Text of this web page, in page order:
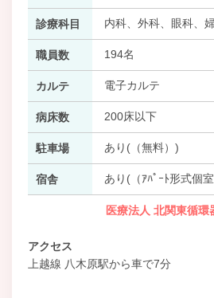
診療科目 内科、外科、眼科、
職員数 194名
カルテ 電子カルテ
病床数 200床以下
駐車場 あり(（無料）)
宿舎 あり(（ｱﾊﾟｰﾄ形式個
医療法人 北関東循環
アクセス
上越線 八木原駅から車で7分